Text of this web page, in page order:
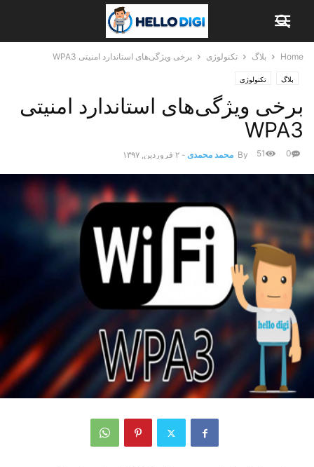
Home بلاگ تکنولوژی برخی ویژگی‌های استاندارد امنیتی WPA3
بلاگ تکنولوژی
برخی ویژگی‌های استاندارد امنیتی
WPA3
By محمد محمدی - ۲ فروردین, ۱۳۹۷ 0
51